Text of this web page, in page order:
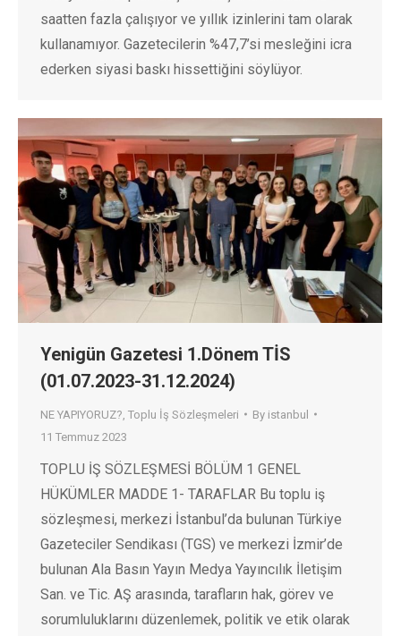
saatten fazla çalışıyor ve yıllık izinlerini tam olarak
kullanamıyor. Gazetecilerin %47,7’si mesleğini icra
ederken siyasi baskı hissettiğini söylüyor.
Yenigün Gazetesi 1.Dönem TİS
(01.07.2023-31.12.2024)
NE YAPIYORUZ? Toplu İş Sözleşmeleri By istanbul
11 Temmuz 2023
TOPLU İŞ SÖZLEŞMESİ BÖLÜM 1 GENEL
HÜKÜMLER MADDE 1- TARAFLAR Bu toplu iş
sözleşmesi, merkezi İstanbul’da bulunan Türkiye
Gazeteciler Sendikası (TGS) ve merkezi İzmir’de
bulunan Ala Basın Yayın Medya Yayıncılık İletişim
San. ve Tic. AŞ arasında, tarafların hak, görev ve
sorumluluklarını düzenlemek, politik ve etik olarak